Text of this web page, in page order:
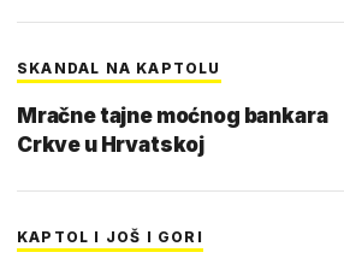
SKANDAL NA KAPTOLU
Mračne tajne moćnog bankara
Crkve u Hrvatskoj
KAPTOL I JOŠ I GORI